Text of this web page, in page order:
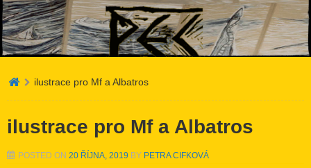
Atelier PEC
ilustrace pro Mf a Albatros
ilustrace pro Mf a Albatros
POSTED ON 20 ŘÍJNA, 2019 BY PETRA CIFKOVÁ